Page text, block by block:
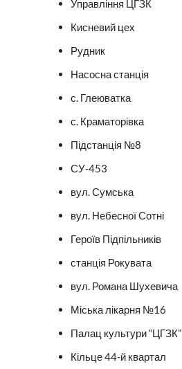
Управління ЦГЗК
Кисневий цех
Рудник
Насосна станція
с. Глеюватка
с. Краматорівка
Підстанція №8
СУ-453
вул. Сумська
вул. Небесної Сотні
Героїв Підпільників
станція Рокувата
вул. Романа Шухевича
Міська лікарня №16
Палац культури “ЦГЗК”
Кільце 44-й квартал